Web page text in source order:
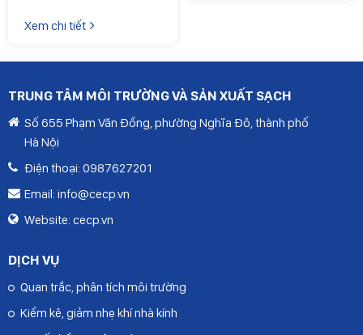
Xem chi tiết
TRUNG TÂM MÔI TRƯỜNG VÀ SẢN XUẤT SẠCH
Số 655 Phạm Văn Đồng, phường Nghĩa Đô, thành phố
Hà Nội
Điện thoại: 0987627201
Email: info@cecp.vn
Website: cecp.vn
DỊCH VỤ
Quan trắc, phân tích môi trường
Kiểm kê, giảm nhẹ khí nhà kính